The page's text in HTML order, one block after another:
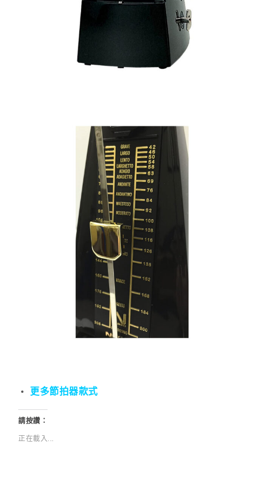
更多節拍器款式
請按讚：
正在載入...